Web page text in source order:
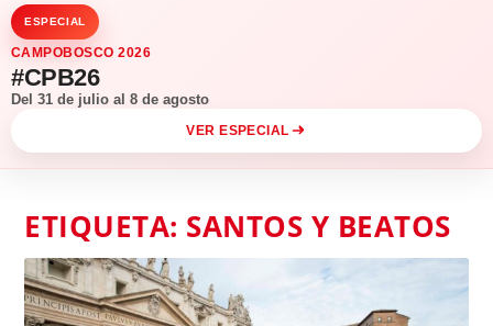
ESPECIAL
CAMPOBOSCO 2026
#CPB26
Del 31 de julio al 8 de agosto
VER ESPECIAL
ETIQUETA: SANTOS Y BEATOS